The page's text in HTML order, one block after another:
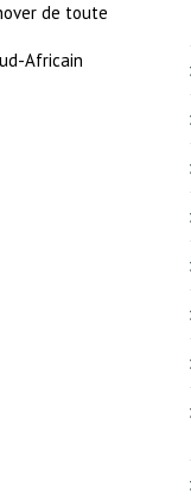
de toute
Africain